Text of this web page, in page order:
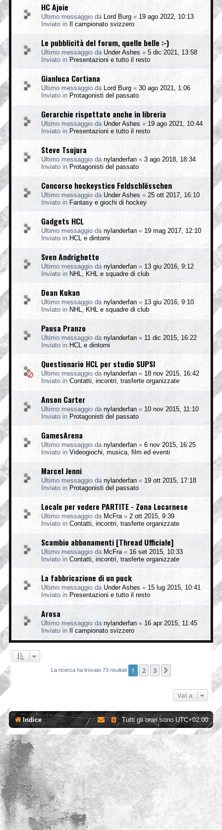
HC Ajoie
Ultimo messaggio da Lord Burg « 19 ago 2022, 10:13
Inviato in
Il campionato svizzero
Le pubblicità del forum, quelle belle :-)
Ultimo messaggio da Under Ashes « 5 dic 2021, 13:58
Inviato in Presentazioni e tutto il resto
Gianluca Cortiana
Ultimo messaggio da Lord Burg « 30 ago 2021, 1:06
Inviato in Protagonisti del passato
Gerarchie rispettate anche in libreria
Ultimo messaggio da Under Ashes « 19 ago 2021, 10:44
Inviato in Presentazioni e tutto il resto
Steve Tsujura
Ultimo messaggio da nylanderfan « 3 ago 2018, 18:34
Inviato in Protagonisti del passato
Concorso hockeystico Feldschlösschen
Ultimo messaggio da Under Ashes « 25 ott 2017, 16:10
Inviato in Fantasy e giochi di hockey
Gadgets HCL
Ultimo messaggio da nylanderfan « 19 mag 2017, 12:10
Inviato in HCL e dintorni
Sven Andrighetto
Ultimo messaggio da nylanderfan « 13 giu 2016, 9:12
Inviato in NHL, KHL e squadre di club
Dean Kukan
Ultimo messaggio da nylanderfan « 13 giu 2016, 9:10
Inviato in NHL, KHL e squadre di club
Pausa Pranzo
Ultimo messaggio da nylanderfan « 11 dic 2015, 16:22
Inviato in HCL e dintorni
Questionario HCL per studio SUPSI
Ultimo messaggio da nylanderfan « 18 nov 2015, 16:42
Inviato in Contatti, incontri, trasferte organizzate
Anson Carter
Ultimo messaggio da nylanderfan « 10 nov 2015, 11:10
Inviato in Protagonisti del passato
GamesArena
Ultimo messaggio da nylanderfan « 6 nov 2015, 16:25
Inviato in Videogiochi, musica, film ed eventi
Marcel Jenni
Ultimo messaggio da nylanderfan « 19 ott 2015, 17:18
Inviato in Protagonisti del passato
Locale per vedere PARTITE - Zona Locarnese
Ultimo messaggio da McFra « 2 ott 2015, 9:39
Inviato in Contatti, incontri, trasferte organizzate
Scambio abbonamenti [Thread Ufficiale]
Ultimo messaggio da McFra « 16 set 2015, 10:33
Inviato in Contatti, incontri, trasferte organizzate
La fabbricazione di un puck
Ultimo messaggio da Under Ashes « 15 lug 2015, 10:41
Inviato in Presentazioni e tutto il resto
Arosa
Ultimo messaggio da nylanderfan « 16 apr 2015, 11:45
Inviato in
Il campionato svizzero
La ricerca ha trovato 73 risultati 1 2 3
Vai a
Indice Tutti gli orari sonoUTC+02:00